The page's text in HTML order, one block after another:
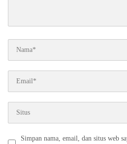
Simpan nama, email, dan situs web